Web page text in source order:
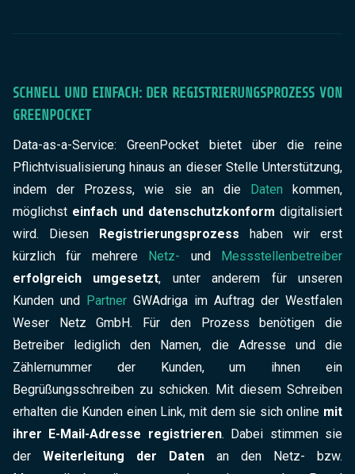
SCHNELL UND EINFACH: DER REGISTRIERUNGSPROZESS VON
GREENPOCKET
Data-as-a-Service: GreenPocket bietet über die reine
Pflichtvisualisierung hinaus an dieser Stelle Unterstützung,
indem der Prozess, wie sie an die Daten kommen,
möglichst einfach und datenschutzkonform digitalisiert
wird. Diesen Registrierungsprozess haben wir erst
kürzlich für mehrere Netz- und Messstellenbetreiber
erfolgreich umgesetzt, unter anderem für unseren
Kunden und Partner GWAdriga im Auftrag der Westfalen
Weser Netz GmbH. Für den Prozess benötigen die
Betreiber lediglich den Namen, die Adresse und die
Zählernummer der Kunden, um ihnen ein
Begrüßungsschreiben zu schicken. Mit diesem Schreiben
erhalten die Kunden einen Link, mit dem sie sich online mit
ihrer E-Mail-Adresse registrieren. Dabei stimmen sie
der Weiterleitung der Daten an den Netz- bzw.